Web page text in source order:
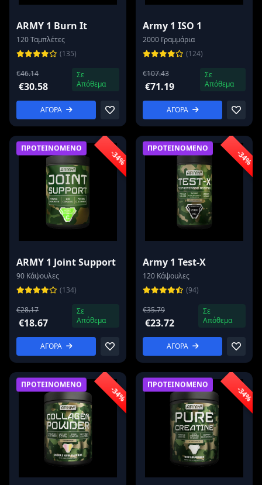
ARMY 1 Burn It
120 Ταμπλέτες
(135)
€46.14
€30.58
Σε
Απόθεμα
ΑΓΟΡΑ
Army 1 ISO 1
2000 Γραμμάρια
(124)
€107.43
€71.19
Σε
Απόθεμα
ΑΓΟΡΑ
ΠΡΟΤΕΙΝΟΜΕΝΟ
-34%
ARMY 1 Joint Support
90 Κάψουλες
(134)
€28.17
€18.67
Σε
Απόθεμα
ΑΓΟΡΑ
ΠΡΟΤΕΙΝΟΜΕΝΟ
-34%
Army 1 Test-X
120 Κάψουλες
(94)
€35.79
€23.72
Σε
Απόθεμα
ΑΓΟΡΑ
ΠΡΟΤΕΙΝΟΜΕΝΟ
-34%
ΠΡΟΤΕΙΝΟΜΕΝΟ
-34%